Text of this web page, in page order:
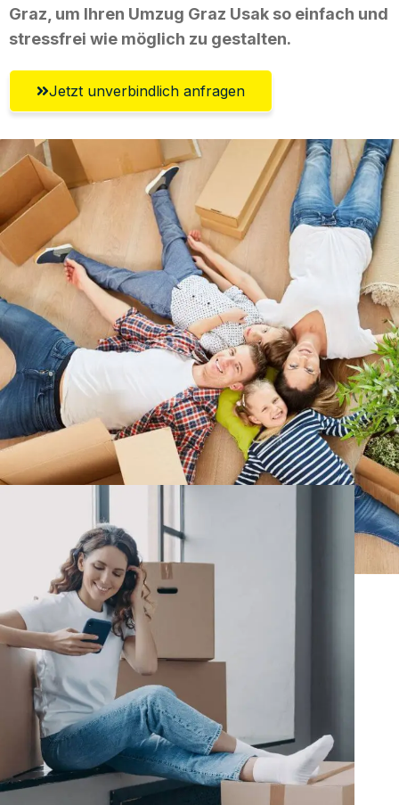
Graz, um Ihren Umzug Graz Usak so einfach und
stressfrei wie möglich zu gestalten.
Jetzt unverbindlich anfragen